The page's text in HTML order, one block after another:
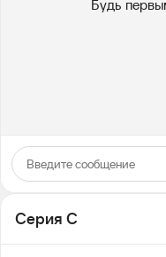
Будь
Серия С